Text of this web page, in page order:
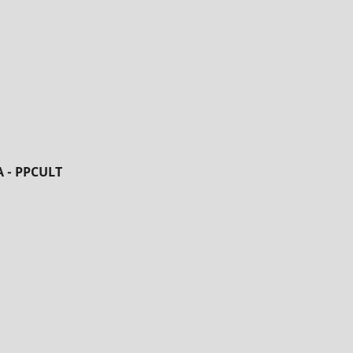
- PPCULT